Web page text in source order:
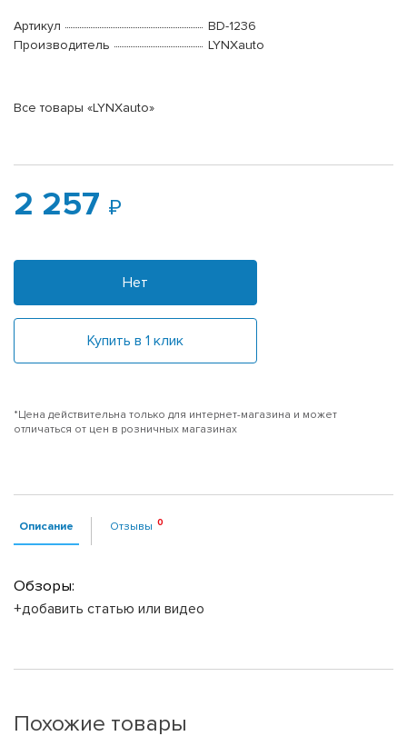
Артикул
BD-1236
Производитель
LYNXauto
Все товары «LYNXauto»
2 257
Нет
Купить в 1 клик
*Цена действительна только для интернет-магазина и может
отличаться от цен в розничных магазинах
Описание Отзывы
Обзоры:
+добавить статью или видео
Похожие товары